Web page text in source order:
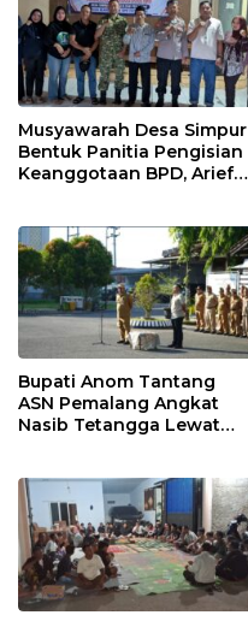
Musyawarah Desa Simpur
Bentuk Panitia Pengisian
Keanggotaan BPD, Arief
Bupati Anom Tantang
ASN Pemalang Angkat
Nasib Tetangga Lewat